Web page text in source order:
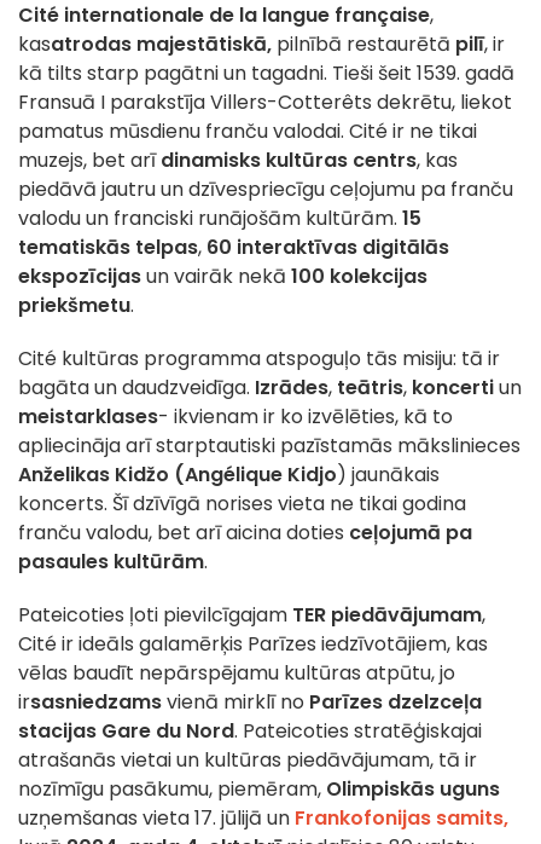
Cité internationale de la langue française,
kasatrodas majestātiskā, pilnībā restaurētā pilī, ir
kā tilts starp pagātni un tagadni. Tieši šeit 1539. gadā
Fransuā I parakstīja Villers-Cotterêts dekrētu, liekot
pamatus mūsdienu franču valodai. Cité ir ne tikai
muzejs, bet arīdinamisks kultūras centrs, kas
piedāvā jautru un dzīvespriecīgu ceļojumu pa franču
valodu un franciski runājošām kultūrām. 15
tematiskās telpas, 60 interaktīvas digitālās
ekspozīcijasun vairāk nekā 100 kolekcijas
priekšmetu.
Cité kultūras programma atspoguļo tās misiju: tā ir
bagāta un daudzveidīga. Izrādes, teātris, koncertiun
meistarklases- ikvienam ir ko izvēlēties, kā to
apliecināja arī starptautiski pazīstamās mākslinieces
Anželikas Kidžo (Angélique Kidjo) jaunākais
koncerts. Šī dzīvīgā norises vieta ne tikai godina
franču valodu, bet arī aicina doties ceļojumā pa
pasaules kultūrām.
Pateicoties ļoti pievilcīgajam TER piedāvājumam,
Cité ir ideāls galamērķis Parīzes iedzīvotājiem, kas
vēlas baudīt nepārspējamu kultūras atpūtu, jo
irsasniedzamsvienā mirklī no Parīzes dzelzceļa
stacijas Gare du Nord. Pateicoties stratēģiskajai
atrašanās vietai un kultūras piedāvājumam, tā ir
nozīmīgu pasākumu, piemēram, Olimpiskās uguns
uzņemšanas vieta 17. jūlijā un Frankofonijas samits,